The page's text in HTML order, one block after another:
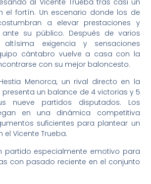
el fortín. Un escenario donde los de
a elevar prestaciones y
ante su público. Después de varios
exigencia y sensaciones
cántabro vuelve a casa con la
con su mejor baloncesto.
Menorca, un rival directo en la
un balance de 4 victorias y 5
nueve partidos disputados. Los
en una dinámica competitiva
suficientes para plantear un
el Vicente Trueba.
partido especialmente emotivo para
con pasado reciente en el conjunto